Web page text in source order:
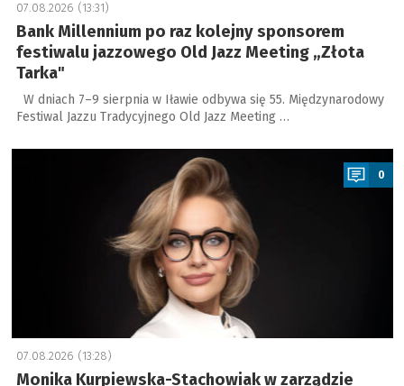
07.08.2026 (13:31)
Bank Millennium po raz kolejny sponsorem
festiwalu jazzowego Old Jazz Meeting „Złota
Tarka"
W dniach 7–9 sierpnia w Iławie odbywa się 55. Międzynarodowy
Festiwal Jazzu Tradycyjnego Old Jazz Meeting …
a
0
07.08.2026 (13:28)
Monika Kurpiewska-Stachowiak w zarządzie